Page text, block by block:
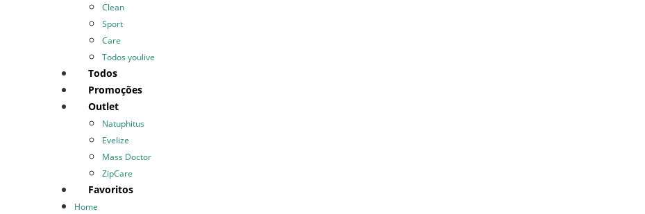
Clean
Sport
Care
Todos youlive
Todos
Promoções
Outlet
Natuphitus
Evelize
Mass Doctor
ZipCare
Favoritos
Home